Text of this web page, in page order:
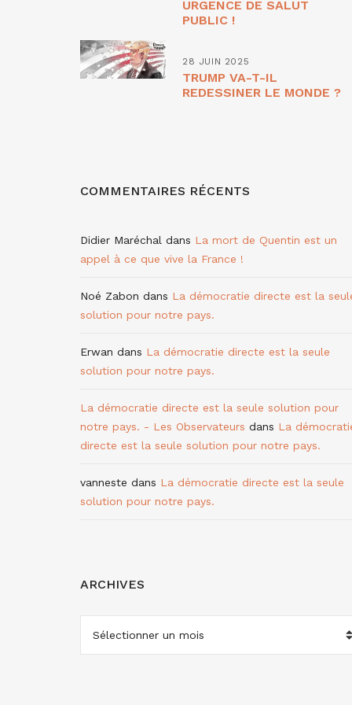
URGENCE DE SALUT
PUBLIC !
28 JUIN 2025
TRUMP VA-T-IL
REDESSINER LE MONDE ?
COMMENTAIRES RÉCENTS
Didier Maréchal dans La mort de Quentin est un
appel à ce que vive la France !
Noé Zabon dans La démocratie directe est la
solution pour notre pays.
Erwan dans La démocratie directe est la seule
solution pour notre pays.
La démocratie directe est la seule solution pour
notre pays. - Les Observateurs dans La
directe est la seule solution pour notre pays.
vanneste dans La démocratie directe est la seule
solution pour notre pays.
ARCHIVES
ARCHIVES